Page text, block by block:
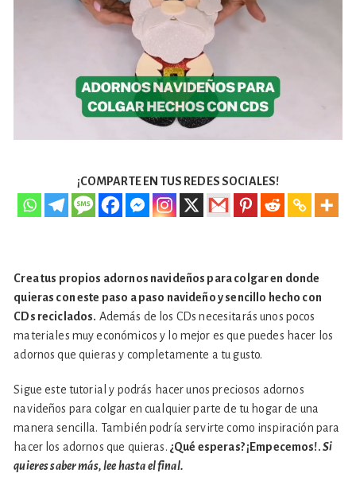
¡COMPARTE EN TUS REDES SOCIALES!
Crea tus propios adornos navideños para colgar en donde
quieras con este paso a paso navideño y sencillo hecho con
CDs reciclados. Además de los CDs necesitarás unos pocos
materiales muy económicos y lo mejor es que puedes hacer los
adornos que quieras y completamente a tu gusto.
Sigue este tutorial y podrás hacer unos preciosos adornos
navideños para colgar en cualquier parte de tu hogar de una
manera sencilla. También podría servirte como inspiración para
hacer los adornos que quieras. ¿Qué esperas? ¡Empecemos!.Si
quieres saber más, lee hasta el final.